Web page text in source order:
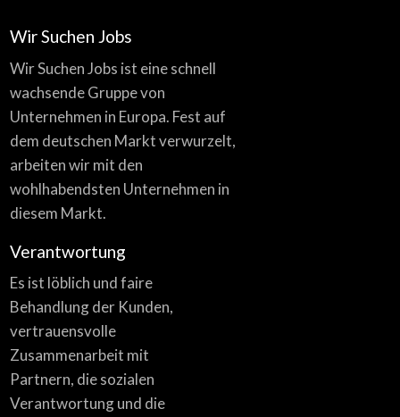
Wir Suchen Jobs
Wir Suchen Jobs ist eine schnell
wachsende Gruppe von
Unternehmen in Europa. Fest auf
dem deutschen Markt verwurzelt,
arbeiten wir mit den
wohlhabendsten Unternehmen in
diesem Markt.
Verantwortung
Es ist löblich und faire
Behandlung der Kunden,
vertrauensvolle
Zusammenarbeit mit
Partnern, die sozialen
Verantwortung und die